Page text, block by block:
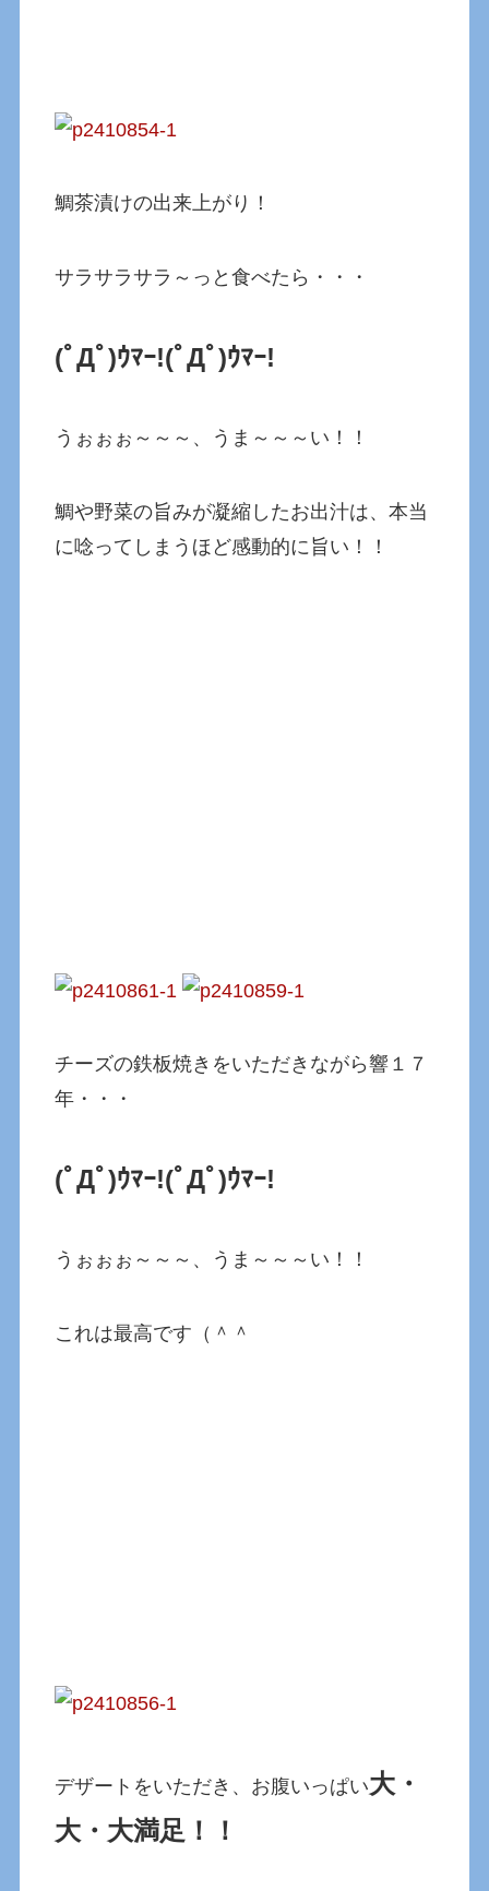
鯛茶漬けの出来上がり！
サラサラサラ～っと食べたら・・・
(ﾟДﾟ)ｳﾏｰ!(ﾟДﾟ)ｳﾏｰ!
うぉぉぉ～～～、うま～～～い！！
鯛や野菜の旨みが凝縮したお出汁は、本当
に唸ってしまうほど感動的に旨い！！
チーズの鉄板焼きをいただきながら響１７
年・・・
(ﾟДﾟ)ｳﾏｰ!(ﾟДﾟ)ｳﾏｰ!
うぉぉぉ～～～、うま～～～い！！
これは最高です（＾＾
デザートをいただき、お腹いっぱい大・
大・大満足！！